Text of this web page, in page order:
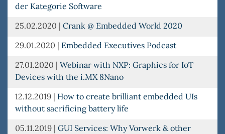
der Kategorie Software
25.02.2020 | Crank @ Embedded World 2020
29.01.2020 | Embedded Executives Podcast
27.01.2020 | Webinar with NXP: Graphics for IoT
Devices with the i.MX 8Nano
12.12.2019 | How to create brilliant embedded UIs
without sacrificing battery life
05.11.2019 | GUI Services: Why Vorwerk & other